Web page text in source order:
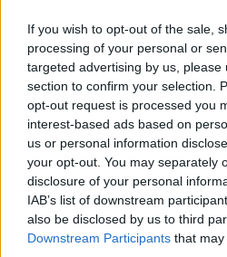
If you wish to opt-out of the sale,
processing of your personal or
targeted advertising by us, please
section to confirm your selection.
opt-out request is processed you
interest-based ads based on
us or personal information
your opt-out. You may separately
disclosure of your personal
IAB’s list of downstream
also be disclosed by us to third
Downstream Participants that
Se også:Alt om
og skiskyting – Program
Skader, mobbing og
Pärmäkoski fikk VM i
fjorårssesongen spolert av
Dagen før femmila var hun
for hele sesongen. Da